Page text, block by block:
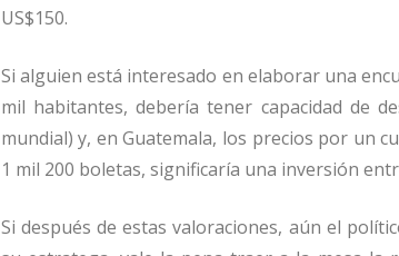
US$150.
Si alguien está interesado en elaborar una
mil habitantes, debería tener capacidad de
mundial) y, en Guatemala, los precios por un
1 mil 200 boletas, significaría una inversión
Si después de estas valoraciones, aún el polí